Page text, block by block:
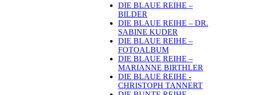
DIE BLAUE REIHE –
BILDER
DIE BLAUE REIHE – DR.
SABINE KUDER
DIE BLAUE REIHE –
FOTOALBUM
DIE BLAUE REIHE –
MARIANNE BIRTHLER
DIE BLAUE REIHE -
CHRISTOPH TANNERT